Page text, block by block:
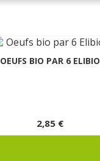
OEUFS BIO PAR 6 ELIBIO
2,85 €